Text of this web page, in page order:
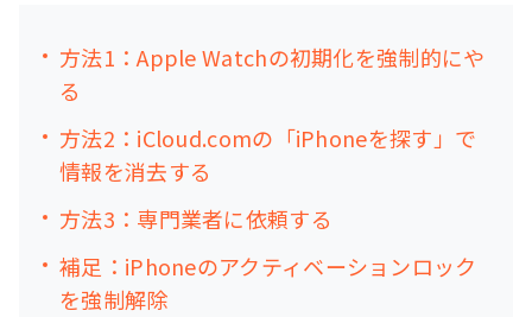
方法1：Apple Watchの初期化を強制的にや
る
方法2：iCloud.comの「iPhoneを探す」で
情報を消去する
方法3：専門業者に依頼する
補足：iPhoneのアクティベーションロック
を強制解除